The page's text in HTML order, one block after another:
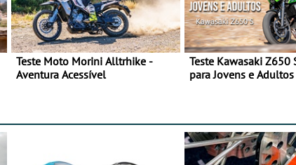
Teste Moto Morini Alltrhike -
Aventura Acessível
Teste Kawasaki Z650
para Jovens e Adultos